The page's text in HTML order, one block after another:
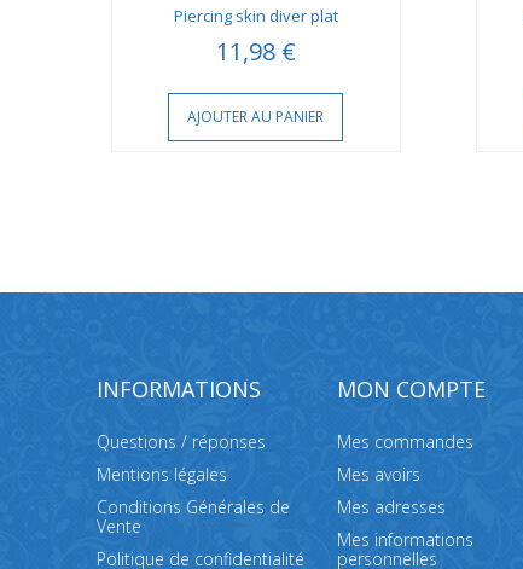
Piercing skin diver plat
11,98 €
AJOUTER AU PANIER
INFORMATIONS
Questions / réponses
Mentions légales
Conditions Générales de
Vente
Politique de confidentialité
MON COMPTE
Mes commandes
Mes avoirs
Mes adresses
Mes informations
personnelles